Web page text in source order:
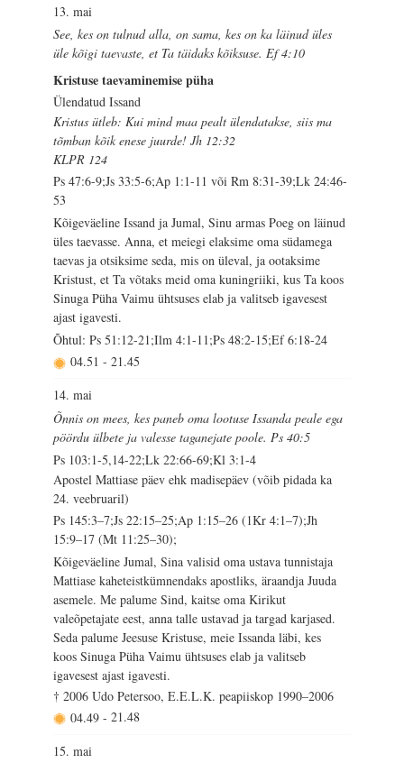
13. mai
See, kes on tulnud alla, on sama, kes on ka läinud üles
üle kõigi taevaste, et Ta täidaks kõiksuse. Ef 4:10
Kristuse taevaminemise püha
Ülendatud Issand
Kristus ütleb: Kui mind maa pealt ülendatakse, siis ma
tõmban kõik enese juurde! Jh 12:32
KLPR 124
Ps 47:6-9;Js 33:5-6;Ap 1:1-11 või Rm 8:31-39;Lk 24:46-
53
Kõigeväeline Issand ja Jumal, Sinu armas Poeg on läinud
üles taevasse. Anna, et meiegi elaksime oma südamega
taevas ja otsiksime seda, mis on üleval, ja ootaksime
Kristust, et Ta võtaks meid oma kuningriiki, kus Ta koos
Sinuga Püha Vaimu ühtsuses elab ja valitseb igavesest
ajast igavesti.
Õhtul: Ps 51:12-21;Ilm 4:1-11;Ps 48:2-15;Ef 6:18-24
04.51 - 21.45
14. mai
Õnnis on mees, kes paneb oma lootuse Issanda peale ega
pöördu ülbete ja valesse taganejate poole. Ps 40:5
Ps 103:1-5,14-22;Lk 22:66-69;Kl 3:1-4
Apostel Mattiase päev ehk madisepäev (võib pidada ka
24. veebruaril)
Ps 145:3–7;Js 22:15–25;Ap 1:15–26 (1Kr 4:1–7);Jh
15:9–17 (Mt 11:25–30);
Kõigeväeline Jumal, Sina valisid oma ustava tunnistaja
Mattiase kaheteistkümnendaks apostliks, äraandja Juuda
asemele. Me palume Sind, kaitse oma Kirikut
valeõpetajate eest, anna talle ustavad ja targad karjased.
Seda palume Jeesuse Kristuse, meie Issanda läbi, kes
koos Sinuga Püha Vaimu ühtsuses elab ja valitseb
igavesest ajast igavesti.
† 2006 Udo Petersoo, E.E.L.K. peapiiskop 1990–2006
04.49 - 21.48
15. mai